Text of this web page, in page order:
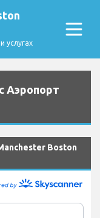
услугах
Аэропорт
Boston